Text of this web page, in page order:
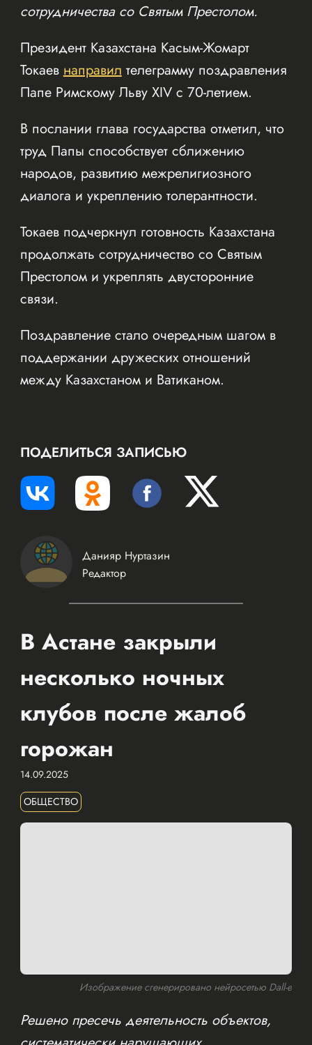
сотрудничества со Святым Престолом.
Президент Казахстана Касым-Жомарт
Токаев направил телеграмму поздравления
Папе Римскому Льву XIV с 70-летием.
В послании глава государства отметил, что
труд Папы способствует сближению
народов, развитию межрелигиозного
диалога и укреплению толерантности.
Токаев подчеркнул готовность Казахстана
продолжать сотрудничество со Святым
Престолом и укреплять двусторонние
связи.
Поздравление стало очередным шагом в
поддержании дружеских отношений
между Казахстаном и Ватиканом.
ПОДЕЛИТЬСЯ ЗАПИСЬЮ
Данияр Нуртазин
Редактор
В Астане закрыли
несколько ночных
клубов после жалоб
горожан
14.09.2025
ОБЩЕСТВО
Изображение сгенерировано нейросетью Dall-e
Решено пресечь деятельность объектов,